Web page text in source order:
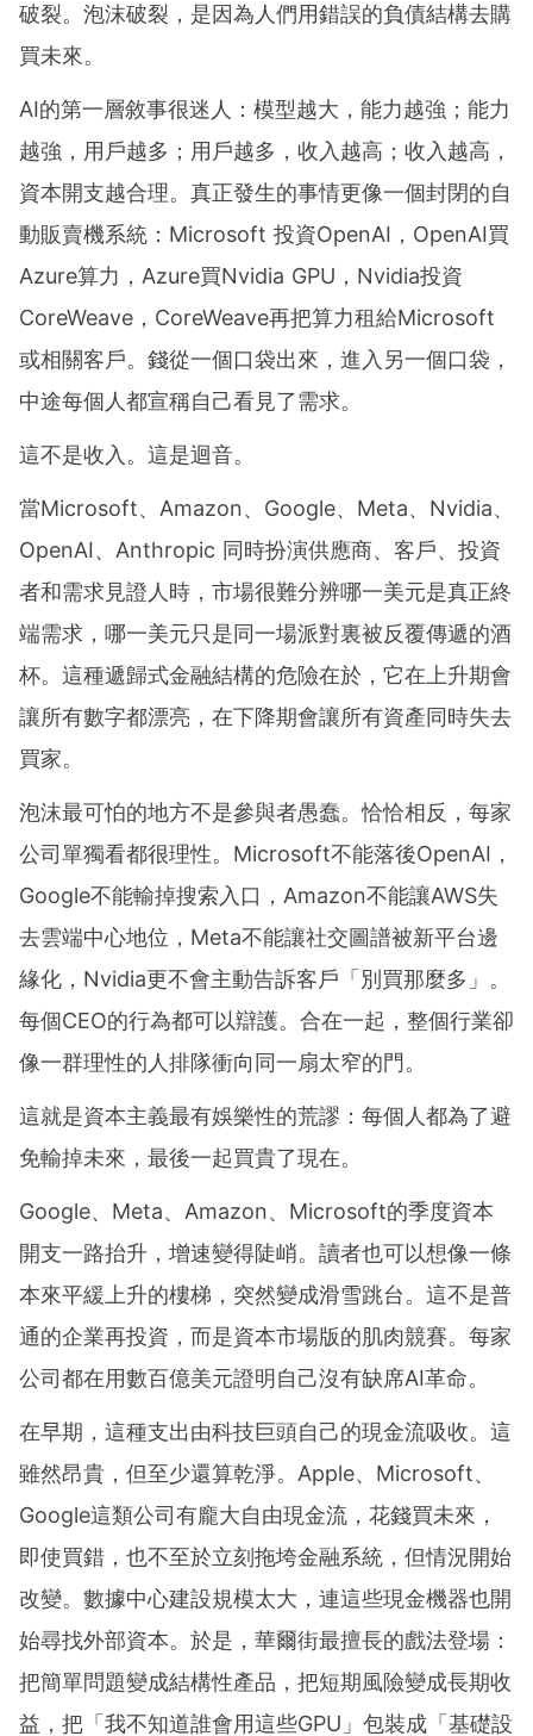
破裂。泡沫破裂，是因為人們用錯誤的負債結構去購
買未來。
AI的第一層敘事很迷人：模型越大，能力越強；能力
越強，用戶越多；用戶越多，收入越高；收入越高，
資本開支越合理。真正發生的事情更像一個封閉的自
動販賣機系統：Microsoft 投資OpenAI，OpenAI買
Azure算力，Azure買Nvidia GPU，Nvidia投資
CoreWeave，CoreWeave再把算力租給Microsoft
或相關客戶。錢從一個口袋出來，進入另一個口袋，
中途每個人都宣稱自己看見了需求。
這不是收入。這是迴音。
當Microsoft、Amazon、Google、Meta、Nvidia、
OpenAI、Anthropic 同時扮演供應商、客戶、投資
者和需求見證人時，市場很難分辨哪一美元是真正終
端需求，哪一美元只是同一場派對裏被反覆傳遞的酒
杯。這種遞歸式金融結構的危險在於，它在上升期會
讓所有數字都漂亮，在下降期會讓所有資產同時失去
買家。
泡沫最可怕的地方不是參與者愚蠢。恰恰相反，每家
公司單獨看都很理性。Microsoft不能落後OpenAI，
Google不能輸掉搜索入口，Amazon不能讓AWS失
去雲端中心地位，Meta不能讓社交圖譜被新平台邊
緣化，Nvidia更不會主動告訴客戶「別買那麼多」。
每個CEO的行為都可以辯護。合在一起，整個行業卻
像一群理性的人排隊衝向同一扇太窄的門。
這就是資本主義最有娛樂性的荒謬：每個人都為了避
免輸掉未來，最後一起買貴了現在。
Google、Meta、Amazon、Microsoft的季度資本
開支一路抬升，增速變得陡峭。讀者也可以想像一條
本來平緩上升的樓梯，突然變成滑雪跳台。這不是普
通的企業再投資，而是資本市場版的肌肉競賽。每家
公司都在用數百億美元證明自己沒有缺席AI革命。
在早期，這種支出由科技巨頭自己的現金流吸收。這
雖然昂貴，但至少還算乾淨。Apple、Microsoft、
Google這類公司有龐大自由現金流，花錢買未來，
即使買錯，也不至於立刻拖垮金融系統，但情況開始
改變。數據中心建設規模太大，連這些現金機器也開
始尋找外部資本。於是，華爾街最擅長的戲法登場：
把簡單問題變成結構性產品，把短期風險變成長期收
益，把「我不知道誰會用這些GPU」包裝成「基礎設